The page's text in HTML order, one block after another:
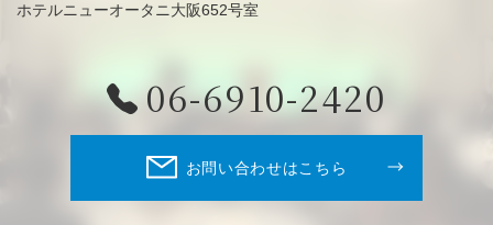
ホテルニューオータニ大阪652号室
06-6910-2420
お問い合わせはこちら